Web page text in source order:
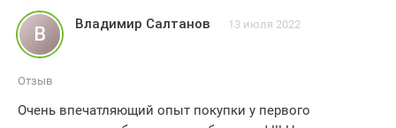
В Владимир Салтанов 13 июля 2022
Отзыв
Очень впечатляющий опыт покупки у первого